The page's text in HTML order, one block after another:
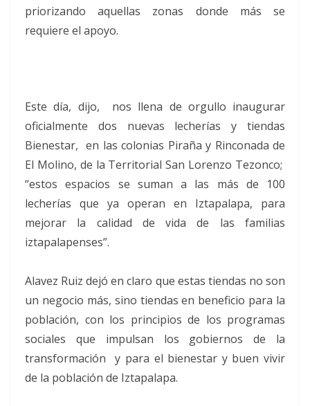
priorizando aquellas zonas donde más se
requiere el apoyo.
Este día, dijo, nos llena de orgullo inaugurar
oficialmente dos nuevas lecherías y tiendas
Bienestar, en las colonias Piraña y Rinconada de
El Molino, de la Territorial San Lorenzo Tezonco;
“estos espacios se suman a las más de 100
lecherías que ya operan en Iztapalapa, para
mejorar la calidad de vida de las familias
iztapalapenses”.
Alavez Ruiz dejó en claro que estas tiendas no son
un negocio más, sino tiendas en beneficio para la
población, con los principios de los programas
sociales que impulsan los gobiernos de la
transformación y para el bienestar y buen vivir
de la población de Iztapalapa.